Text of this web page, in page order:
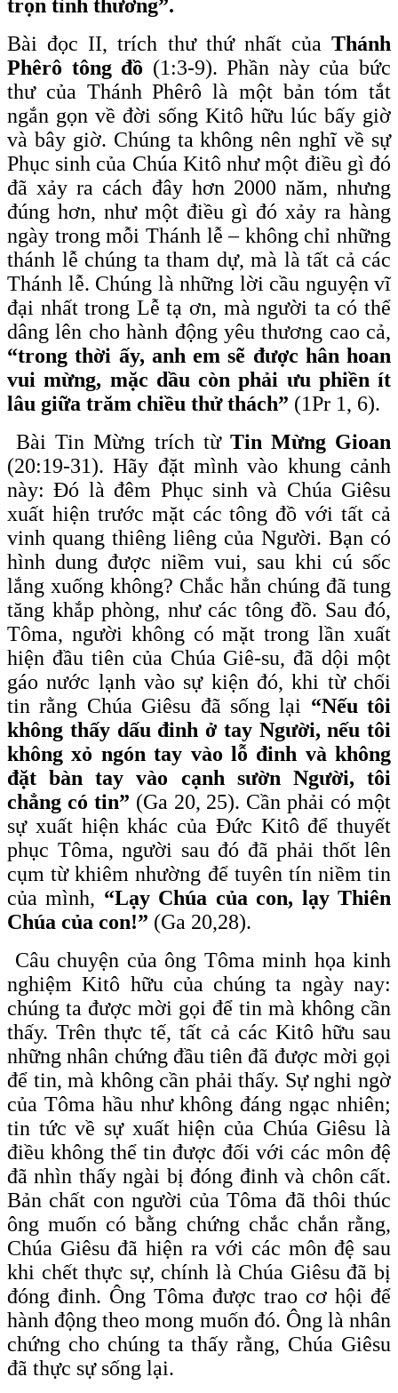
trọn tình thương”.
Bài đọc II, trích thư thứ nhất của Thánh
Phêrô tông đồ (1:3-9). Phần này của bức
thư của Thánh Phêrô là một bản tóm tắt
ngắn gọn về đời sống Kitô hữu lúc bấy giờ
và bây giờ. Chúng ta không nên nghĩ về sự
Phục sinh của Chúa Kitô như một điều gì đó
đã xảy ra cách đây hơn 2000 năm, nhưng
đúng hơn, như một điều gì đó xảy ra hàng
ngày trong mỗi Thánh lễ – không chỉ những
thánh lễ chúng ta tham dự, mà là tất cả các
Thánh lễ. Chúng là những lời cầu nguyện vĩ
đại nhất trong Lễ tạ ơn, mà người ta có thể
dâng lên cho hành động yêu thương cao cả,
“trong thời ấy, anh em sẽ được hân hoan
vui mừng, mặc dầu còn phải ưu phiền ít
lâu giữa trăm chiều thử thách” (1Pr 1, 6).
Bài Tin Mừng trích từ Tin Mừng Gioan
(20:19-31). Hãy đặt mình vào khung cảnh
này: Đó là đêm Phục sinh và Chúa Giêsu
xuất hiện trước mặt các tông đồ với tất cả
vinh quang thiêng liêng của Người. Bạn có
hình dung được niềm vui, sau khi cú sốc
lắng xuống không? Chắc hẳn chúng đã tung
tăng khắp phòng, như các tông đồ. Sau đó,
Tôma, người không có mặt trong lần xuất
hiện đầu tiên của Chúa Giê-su, đã dội một
gáo nước lạnh vào sự kiện đó, khi từ chối
tin rằng Chúa Giêsu đã sống lại “Nếu tôi
không thấy dấu đinh ở tay Người, nếu tôi
không xỏ ngón tay vào lỗ đinh và không
đặt bàn tay vào cạnh sườn Người, tôi
chẳng có tin” (Ga 20, 25). Cần phải có một
sự xuất hiện khác của Đức Kitô để thuyết
phục Tôma, người sau đó đã phải thốt lên
cụm từ khiêm nhường để tuyên tín niềm tin
của mình, “Lạy Chúa của con, lạy Thiên
Chúa của con!” (Ga 20,28).
Câu chuyện của ông Tôma minh họa kinh
nghiệm Kitô hữu của chúng ta ngày nay:
chúng ta được mời gọi để tin mà không cần
thấy. Trên thực tế, tất cả các Kitô hữu sau
những nhân chứng đầu tiên đã được mời gọi
để tin, mà không cần phải thấy. Sự nghi ngờ
của Tôma hầu như không đáng ngạc nhiên;
tin tức về sự xuất hiện của Chúa Giêsu là
điều không thể tin được đối với các môn đệ
đã nhìn thấy ngài bị đóng đinh và chôn cất.
Bản chất con người của Tôma đã thôi thúc
ông muốn có bằng chứng chắc chắn rằng,
Chúa Giêsu đã hiện ra với các môn đệ sau
khi chết thực sự, chính là Chúa Giêsu đã bị
đóng đinh. Ông Tôma được trao cơ hội để
hành động theo mong muốn đó. Ông là nhân
chứng cho chúng ta thấy rằng, Chúa Giêsu
đã thực sự sống lại.